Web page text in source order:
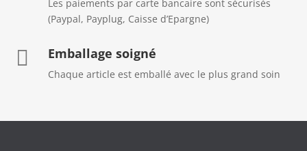
Les paiements par carte bancaire sont sécurisés
(Paypal, Payplug, Caisse d’Epargne)
 Emballage soigné
Chaque article est emballé avec le plus grand soin